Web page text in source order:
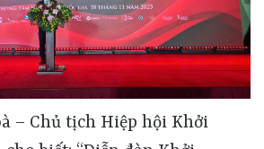
cộng đồng doanh nghiệp, những nhà khởi nghiệp mà còn đối với sự phát triển bền vững của nền kinh tế Việt Nam trong bối cảnh mới. Thế giới đang bước vào một kỷ nguyên phát triển mới, nơi tri thức, đổi mới sáng tạo và tinh thần nhà sáng lập doanh nghiệp trở thành nguồn lực quyết định vị thế của mỗi quốc gia. Cuộc Cách mạng công nghiệp